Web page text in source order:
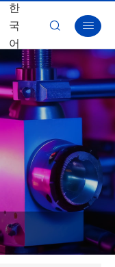
한
국
어
 